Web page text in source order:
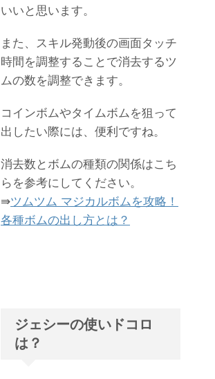
いいと思います。
また、スキル発動後の画面タッチ
時間を調整することで消去するツ
ムの数を調整できます。
コインボムやタイムボムを狙って
出したい際には、便利ですね。
消去数とボムの種類の関係はこち
らを参考にしてください。
⇛ツムツム マジカルボムを攻略！
各種ボムの出し方とは？
ジェシーの使いドコロ
は？